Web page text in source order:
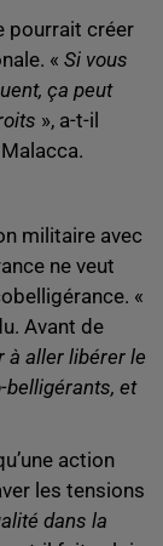
pourrait créer
« Si vous
ça peut
», a-t-il
militaire avec
ne veut
«
Avant de
à aller libérer le
belligérants, et
action
les tensions
dans la